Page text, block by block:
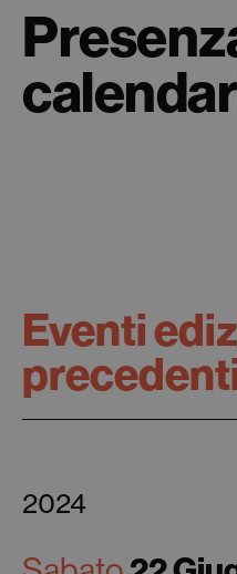
Eventi
2024